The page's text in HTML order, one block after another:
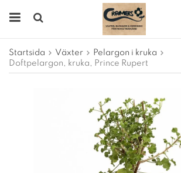
Startsida Växter
Pelargon i kruka
Doftpelargon, kruka, Prince Rupert